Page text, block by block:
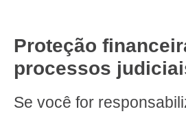
Proteção
processos
Se você for